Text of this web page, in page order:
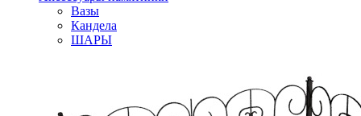
Вазы
Кандела
ШАРЫ